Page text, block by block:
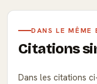
DANS LE MÊME
Citations
Dans les citations